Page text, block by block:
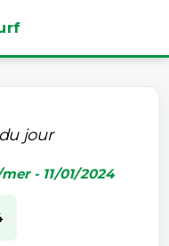
jour
- 11/01/2024